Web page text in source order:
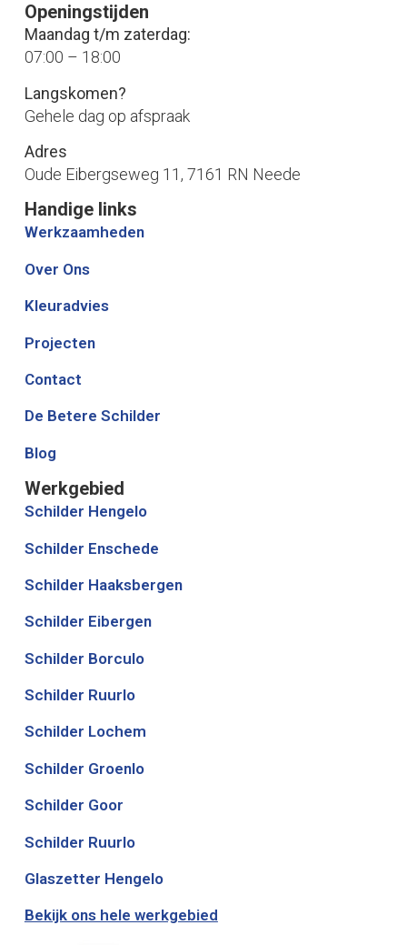
Werkgebied
Schilder Hengelo
Schilder Enschede
Schilder Haaksbergen
Schilder Eibergen
Schilder Borculo
Schilder Ruurlo
Schilder Lochem
Schilder Groenlo
Schilder Goor
Schilder Ruurlo
Glaszetter Hengelo
Bekijk ons hele werkgebied
Openingstijden
Maandag t/m zaterdag:
07:00 – 18:00
Langskomen?
Gehele dag op afspraak
Adres
Oude Eibergseweg 11, 7161 RN Neede
Handige links
Werkzaamheden
Over Ons
Kleuradvies
Projecten
Contact
De Betere Schilder
Blog